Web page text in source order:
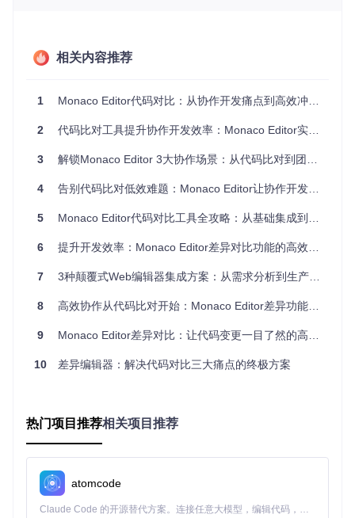
构，基于语法树进行差异分析。这意味着它能准确识别函数移
多模式可视化展示
提供三种对比视图模式，满足不同场景需求：
并排模式 ：左右分栏显示原始与修改后代码，适合精确比较
流程查看
深度定制与扩展能力
通过丰富的API可以完全控制对比行为，从差异算法到UI样
式，甚至可以集成到现有的工作流系统中。
首先需要准备Monaco Editor环境，推荐使用npm安装以获得
完整类型支持：
下面是一个基础的TypeScript实现，创建并排对比视图：
import
// 获取DOM容器
const container = document.getElementById('diff-
相关内容推荐
1 Monaco Editor代码对比：从协作开发痛点到高效冲突解决的实战指南
2 代码比对工具提升协作开发效率：Monaco Editor实战指南
3 解锁Monaco Editor 3大协作场景：从代码比对到团队协同开发
4 告别代码比对低效难题：Monaco Editor让协作开发效率提升60%
5 Monaco Editor代码对比工具全攻略：从基础集成到企业级应用
6 提升开发效率：Monaco Editor差异对比功能的高效工作流指南
7 3种颠覆式Web编辑器集成方案：从需求分析到生产实践
8 高效协作从代码比对开始：Monaco Editor差异功能从入门到精通
9 Monaco Editor差异对比：让代码变更一目了然的高效解决方案
10 差异编辑器：解决代码对比三大痛点的终极方案
热门项目推荐相关项目推荐
atomcode
Claude Code 的开源替代方案。连接任意大模型，编辑代码，运行命令，自动验证 — 全自动执行。用 Rust 构建，极致性能。 ｜ An open-source alternative to Claude Code. Connect any LLM, edit code, run commands, and verify changes — autonomously. Built in Rust for speed. Get Started